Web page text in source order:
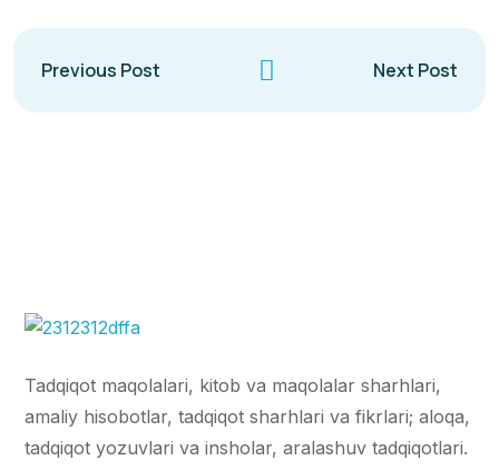
Previous Post Next Post
Tadqiqot maqolalari, kitob va maqolalar sharhlari,
amaliy hisobotlar, tadqiqot sharhlari va fikrlari; aloqa,
tadqiqot yozuvlari va insholar, aralashuv tadqiqotlari.